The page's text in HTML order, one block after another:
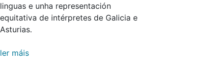
linguas e unha representación
equitativa de intérpretes de Galicia e
Asturias.
ler máis